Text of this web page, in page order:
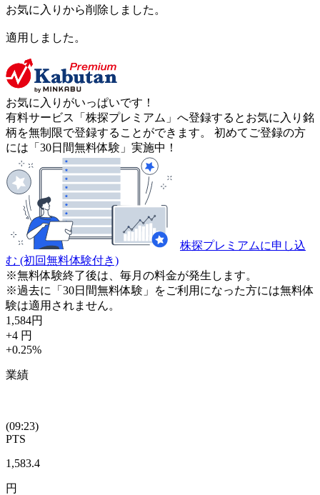
お気に入りから削除しました。
適用しました。
お気に入りがいっぱいです！
有料サービス「株探プレミアム」へ登録するとお気に入り銘
柄を無制限で登録することができます。 初めてご登録の方
には「30日間無料体験」実施中！
株探プレミアムに申し込
む (初回無料体験付き)
※無料体験終了後は、毎月の料金が発生します。
※過去に「30日間無料体験」をご利用になった方には無料体
験は適用されません。
1,584円
+4 円
+0.25%
業績
(09:23)
PTS
1,583.4
円